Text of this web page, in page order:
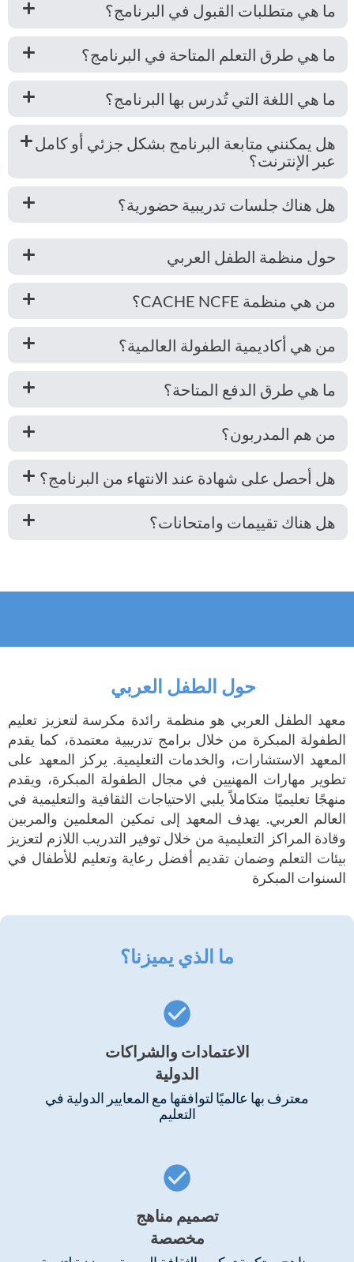
ما هي متطلبات القبول في البرنامج؟
ما هي طرق التعلم المتاحة في البرنامج؟
ما هي اللغة التي تُدرس بها البرنامج؟
هل يمكنني متابعة البرنامج بشكل جزئي أو كامل
عبر الإنترنت؟
هل هناك جلسات تدريبية حضورية؟
حول منظمة الطفل العربي
من هي منظمة CACHE NCFE؟
من هي أكاديمية الطفولة العالمية؟
ما هي طرق الدفع المتاحة؟
من هم المدربون؟
هل أحصل على شهادة عند الانتهاء من البرنامج؟
هل هناك تقييمات وامتحانات؟
حول الطفل العربي
معهد الطفل العربي هو منظمة رائدة مكرسة لتعزيز تعليم
الطفولة المبكرة من خلال برامج تدريبية معتمدة، كما يقدم
المعهد الاستشارات، والخدمات التعليمية. يركز المعهد على
تطوير مهارات المهنيين في مجال الطفولة المبكرة، ويقدم
منهجًا تعليميًا متكاملاً يلبي الاحتياجات الثقافية والتعليمية في
العالم العربي. يهدف المعهد إلى تمكين المعلمين والمربين
وقادة المراكز التعليمية من خلال توفير التدريب اللازم لتعزيز
بيئات التعلم وضمان تقديم أفضل رعاية وتعليم للأطفال في
السنوات المبكرة
ما الذي يميزنا؟
الاعتمادات والشراكات
الدولية
معترف بها عالميًا لتوافقها مع المعايير الدولية في
التعليم
تصميم مناهج
مخصصة